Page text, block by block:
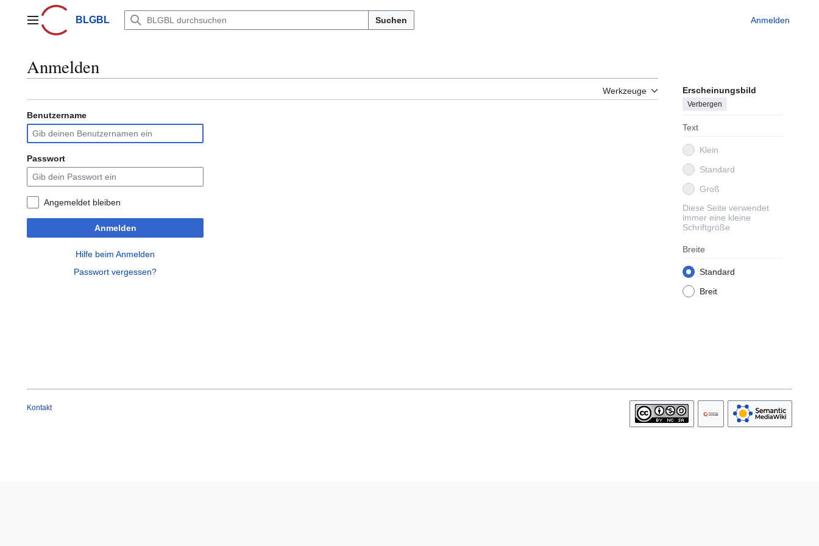
springenHauptmenüBLGBL Suchen Anmelden
Anmelden
Werkzeuge Erscheinungsbild
Verbergen
Text
Klein
Standard
Groß
Diese Seite verwendet
immer eine kleine
Schriftgröße
Breite
Standard
Breit
Benutzername
Passwort
Angemeldet bleiben
Anmelden
Hilfe beim Anmelden
Passwort vergessen?
Kontakt